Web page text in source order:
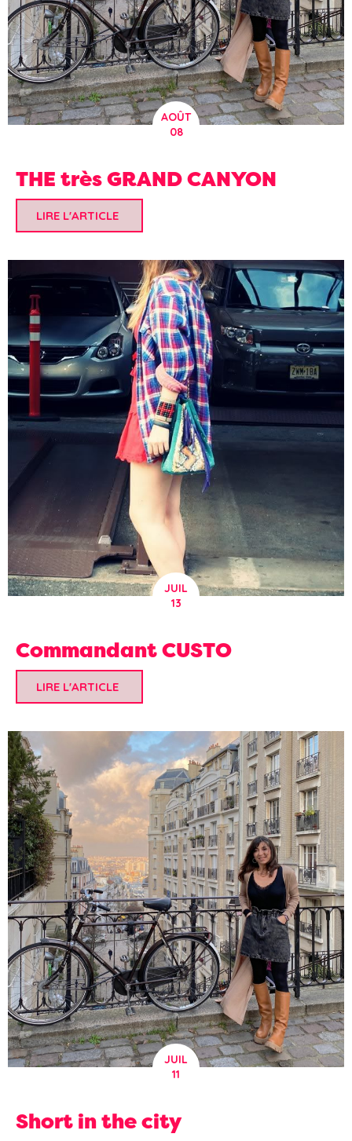
AOÛT
08
THE très GRAND CANYON
LIRE L'ARTICLE
JUIL
13
Commandant CUSTO
LIRE L'ARTICLE
JUIL
11
Short in the city